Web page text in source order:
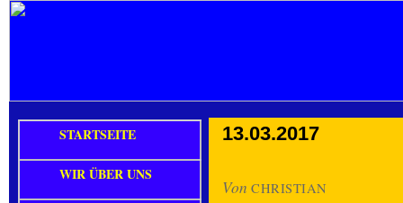
13.03.2017
Von CHRISTIAN
STARTSEITE
WIR ÜBER UNS